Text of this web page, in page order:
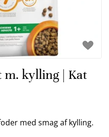
kylling | Kat
med smag af kylling.